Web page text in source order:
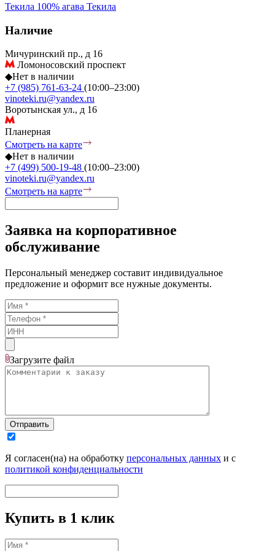
Текила 100% агава Текила
Наличие
Мичуринский пр., д 16
Ломоносовский проспект
◆Нет в наличии
+7 (985) 761-63-24 (10:00–23:00)
vinoteki.ru@yandex.ru
Воротынская ул., д 16
Планерная
Смотреть на карте
◆Нет в наличии
+7 (499) 500-19-48 (10:00–23:00)
vinoteki.ru@yandex.ru
Смотреть на карте
Заявка на корпоративное
обслуживание
Персональный менеджер составит индивидуальное
предложение и оформит все нужные документы.
Загрузите файл
Отправить
Я согласен(на) на обработку персональных данных и с
политикой конфиденциальности
Купить в 1 клик